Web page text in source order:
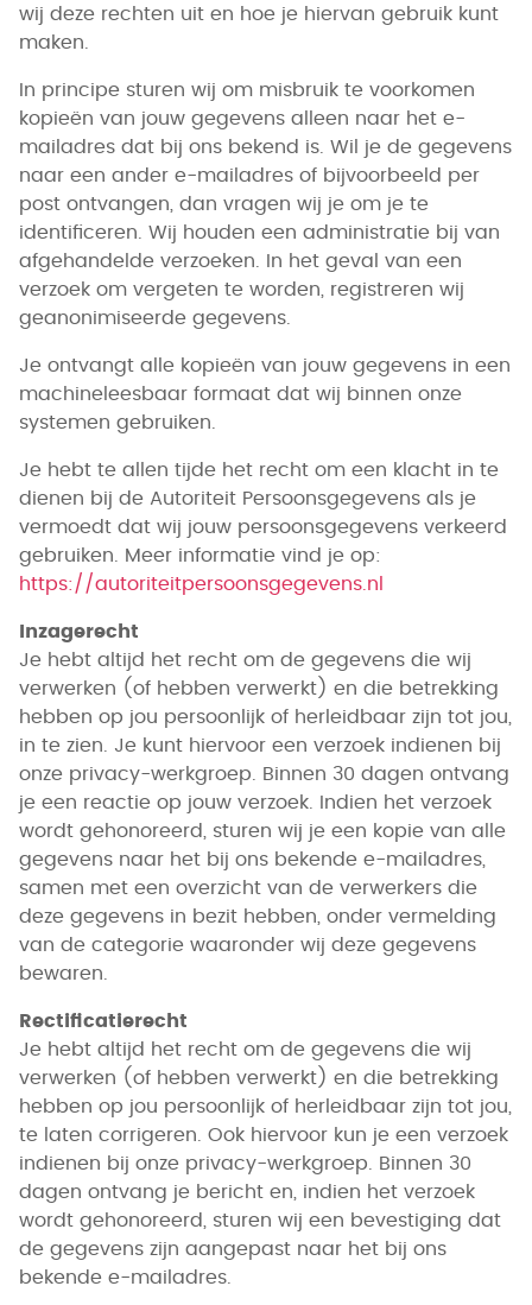
wij deze rechten uit en hoe je hiervan gebruik kunt
maken.
In principe sturen wij om misbruik te voorkomen
kopieën van jouw gegevens alleen naar het e-
mailadres dat bij ons bekend is. Wil je de gegevens
naar een ander e-mailadres of bijvoorbeeld per
post ontvangen, dan vragen wij je om je te
identificeren. Wij houden een administratie bij van
afgehandelde verzoeken. In het geval van een
verzoek om vergeten te worden, registreren wij
geanonimiseerde gegevens.
Je ontvangt alle kopieën van jouw gegevens in een
machineleesbaar formaat dat wij binnen onze
systemen gebruiken.
Je hebt te allen tijde het recht om een klacht in te
dienen bij de Autoriteit Persoonsgegevens als je
vermoedt dat wij jouw persoonsgegevens verkeerd
gebruiken. Meer informatie vind je op:
https://autoriteitpersoonsgegevens.nl
Inzagerecht
Je hebt altijd het recht om de gegevens die wij
verwerken (of hebben verwerkt) en die betrekking
hebben op jou persoonlijk of herleidbaar zijn tot jou,
in te zien. Je kunt hiervoor een verzoek indienen bij
onze privacy-werkgroep. Binnen 30 dagen ontvang
je een reactie op jouw verzoek. Indien het verzoek
wordt gehonoreerd, sturen wij je een kopie van alle
gegevens naar het bij ons bekende e-mailadres,
samen met een overzicht van de verwerkers die
deze gegevens in bezit hebben, onder vermelding
van de categorie waaronder wij deze gegevens
bewaren.
Rectificatierecht
Je hebt altijd het recht om de gegevens die wij
verwerken (of hebben verwerkt) en die betrekking
hebben op jou persoonlijk of herleidbaar zijn tot jou,
te laten corrigeren. Ook hiervoor kun je een verzoek
indienen bij onze privacy-werkgroep. Binnen 30
dagen ontvang je bericht en, indien het verzoek
wordt gehonoreerd, sturen wij een bevestiging dat
de gegevens zijn aangepast naar het bij ons
bekende e-mailadres.